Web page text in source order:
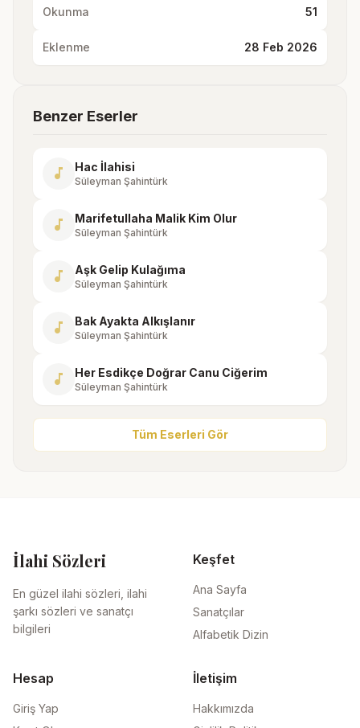
Okunma 51
Eklenme 28 Feb 2026
Benzer Eserler
music_note Hac İlahisi
Süleyman Şahintürk
music_note Marifetullaha Malik Kim Olur
Süleyman Şahintürk
music_note Aşk Gelip Kulağıma
Süleyman Şahintürk
music_note Bak Ayakta Alkışlanır
Süleyman Şahintürk
music_note Her Esdikçe Doğrar Canu Ciğerim
Süleyman Şahintürk
Tüm Eserleri Gör
İlahi Sözleri
En güzel ilahi sözleri, ilahi
şarkı sözleri ve sanatçı
bilgileri
Keşfet
Ana Sayfa
Sanatçılar
Alfabetik Dizin
Hesap
Giriş Yap
İletişim
Hakkımızda